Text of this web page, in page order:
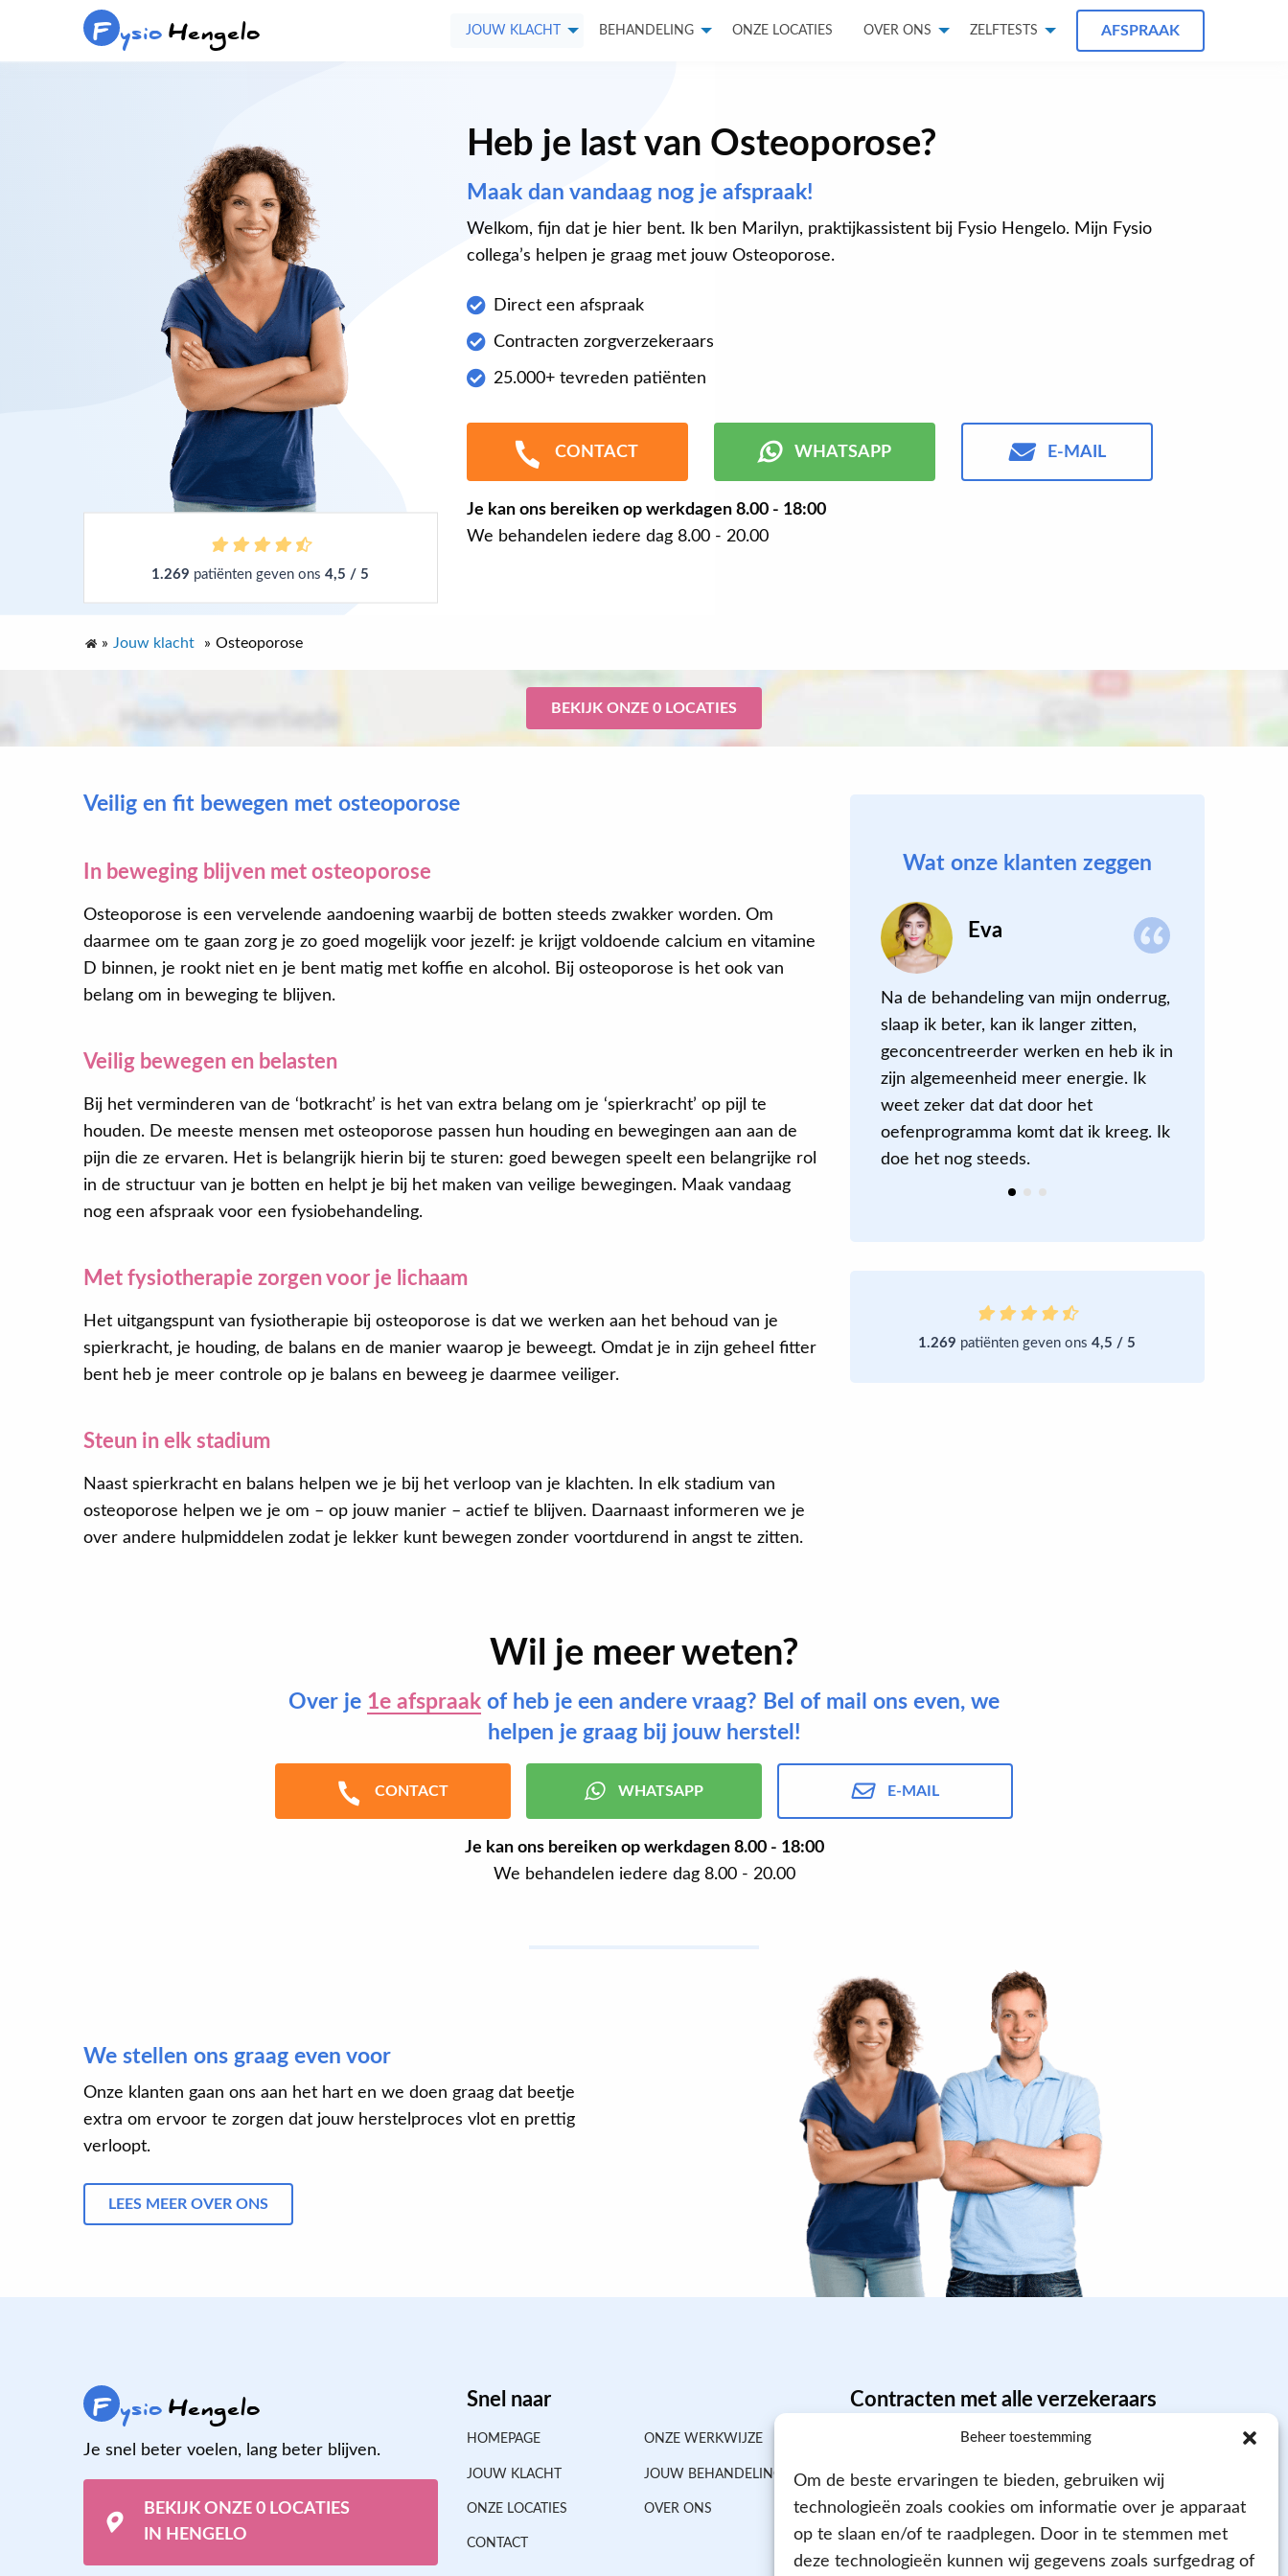
Beheer toestemming
Om de beste ervaringen te bieden, gebruiken wij
technologieën zoals cookies om informatie over je apparaat
op te slaan en/of te raadplegen. Door in te stemmen met
deze technologieën kunnen wij gegevens zoals surfgedrag of
F ysioHengelo JOUW KLACHT BEHANDELING ONZE LOCATIES OVER ONS ZELFTESTS AFSPRAAK
1.269 patiënten geven ons4,5 / 5
Heb je last van Osteoporose?
Maak dan vandaag nog je afspraak!
Welkom, fijn dat je hier bent. Ik ben Marilyn, praktijkassistent bij Fysio Hengelo. Mijn Fysio
collega’s helpen je graag met jouw Osteoporose.
Direct een afspraak
Contracten zorgverzekeraars
25.000+ tevreden patiënten
CONTACT WHATSAPP E-MAIL
Je kan ons bereiken op werkdagen8.00 - 18:00
We behandelen iedere dag 8.00 - 20.00
» Jouw klacht » Osteoporose
BEKIJK ONZE 0 LOCATIES
Veilig en fit bewegen met osteoporose
In beweging blijven met osteoporose
Osteoporose is een vervelende aandoening waarbij de botten steeds zwakker worden. Om
daarmee om te gaan zorg je zo goed mogelijk voor jezelf: je krijgt voldoende calcium en vitamine
D binnen, je rookt niet en je bent matig met koffie en alcohol. Bij osteoporose is het ook van
belang om in beweging te blijven.
Veilig bewegen en belasten
Bij het verminderen van de ‘botkracht’ is het van extra belang om je ‘spierkracht’ op pijl te
houden. De meeste mensen met osteoporose passen hun houding en bewegingen aan aan de
pijn die ze ervaren. Het is belangrijk hierin bij te sturen: goed bewegen speelt een belangrijke rol
in de structuur van je botten en helpt je bij het maken van veilige bewegingen. Maak vandaag
nog een afspraak voor een fysiobehandeling.
Met fysiotherapie zorgen voor je lichaam
Het uitgangspunt van fysiotherapie bij osteoporose is dat we werken aan het behoud van je
spierkracht, je houding, de balans en de manier waarop je beweegt. Omdat je in zijn geheel fitter
bent heb je meer controle op je balans en beweeg je daarmee veiliger.
Steun in elk stadium
Naast spierkracht en balans helpen we je bij het verloop van je klachten. In elk stadium van
osteoporose helpen we je om – op jouw manier – actief te blijven. Daarnaast informeren we je
over andere hulpmiddelen zodat je lekker kunt bewegen zonder voortdurend in angst te zitten.
Wat onze klanten zeggen
Alex Eva
Na de behandeling van mijn onderrug,
slaap ik beter, kan ik langer zitten,
geconcentreerder werken en heb ik in
zijn algemeenheid meer energie. Ik
weet zeker dat dat door het
oefenprogramma komt dat ik kreeg. Ik
doe het nog steeds.
1.269 patiënten geven ons4,5 / 5
Wil je meer weten?
Over je 1e afspraak of heb je een andere vraag? Bel of mail ons even, we
helpen je graag bij jouw herstel!
CONTACT WHATSAPP E-MAIL
Je kan ons bereiken op werkdagen8.00 - 18:00
We behandelen iedere dag 8.00 - 20.00
We stellen ons graag even voor
Onze klanten gaan ons aan het hart en we doen graag dat beetje
extra om ervoor te zorgen dat jouw herstelproces vlot en prettig
verloopt.
LEES MEER OVER ONS
F ysioHengelo
Je snel beter voelen, lang beter blijven.
BEKIJK ONZE 0 LOCATIES
IN HENGELO
Snel naar
HOMEPAGE ONZE WERKWIJZE
JOUW KLACHT JOUW BEHANDELING
ONZE LOCATIES OVER ONS
CONTACT
Contracten met alle verzekeraars